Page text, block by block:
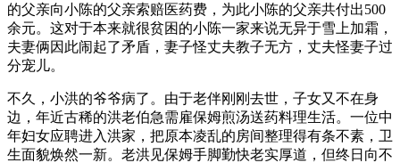
的父亲向小陈的父亲索赔医药费，为此小陈的父亲共付出500
余元。这对于本来就很贫困的小陈一家来说无异于雪上加霜，
夫妻俩因此闹起了矛盾，妻子怪丈夫教子无方，丈夫怪妻子过
分宠儿。
不久，小洪的爷爷病了。由于老伴刚刚去世，子女又不在身
边，年近古稀的洪老伯急需雇保姆煎汤送药料理生活。一位中
年妇女应聘进入洪家，把原本凌乱的房间整理得有条不素，卫
生面貌焕然一新。老洪见保姆手脚勤快老实厚道，但终日向不